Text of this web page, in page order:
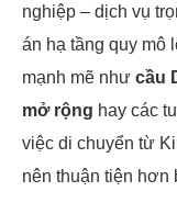
nghiệp – dịch vụ
án hạ tầng quy mô
mạnh mẽ như cầu
mở rộng hay các
việc di chuyển từ
nên thuận tiện hơn